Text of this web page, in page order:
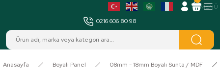
0216 606 80 98
Anasayfa Boyalı Panel 08mm - 18mm Boyalı Sunta / MDF